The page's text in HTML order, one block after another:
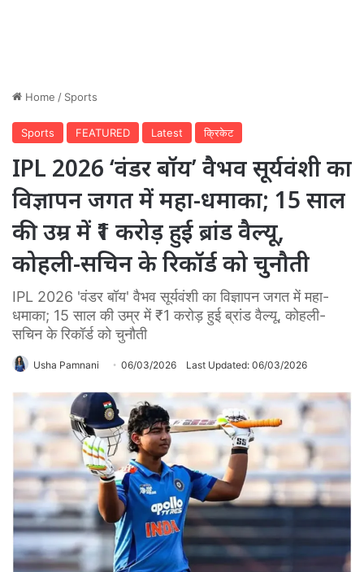
Home / Sports
Sports FEATURED Latest क्रिकेट
IPL 2026 ‘वंडर बॉय’ वैभव सूर्यवंशी का
विज्ञापन जगत में महा-धमाका; 15 साल
की उम्र में ₹1 करोड़ हुई ब्रांड वैल्यू,
कोहली-सचिन के रिकॉर्ड को चुनौती
IPL 2026 'वंडर बॉय' वैभव सूर्यवंशी का विज्ञापन जगत में महा-
धमाका; 15 साल की उम्र में ₹1 करोड़ हुई ब्रांड वैल्यू, कोहली-
सचिन के रिकॉर्ड को चुनौती
Usha Pamnani 06/03/2026 Last Updated: 06/03/2026